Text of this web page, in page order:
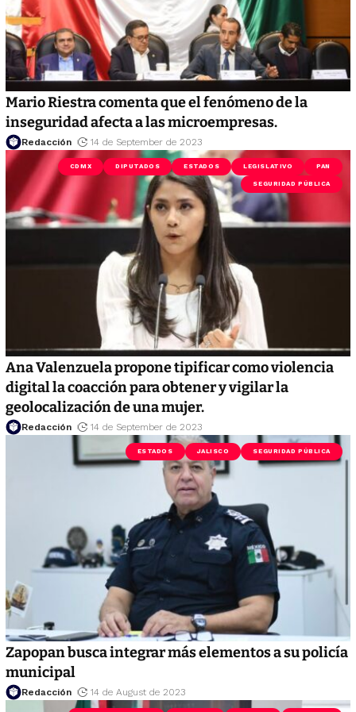
Mario Riestra comenta que el fenómeno de la
inseguridad afecta a las microempresas.
Redacción 14 de September de 2023
CDMX DIPUTADOS ESTADOS LEGISLATIVO PAN
SEGURIDAD PÚBLICA
Ana Valenzuela propone tipificar como violencia
digital la coacción para obtener y vigilar la
geolocalización de una mujer.
Redacción 14 de September de 2023
ESTADOS JALISCO SEGURIDAD PÚBLICA
Zapopan busca integrar más elementos a su policía
municipal
Redacción 14 de August de 2023